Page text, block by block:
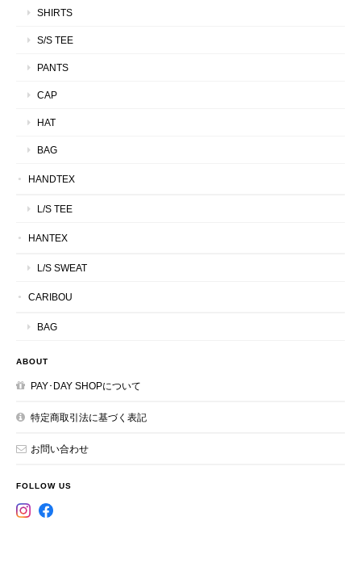
SHIRTS
S/S TEE
PANTS
CAP
HAT
BAG
HANDTEX
L/S TEE
HANTEX
L/S SWEAT
CARIBOU
BAG
ABOUT
PAY･DAY SHOPについて
特定商取引法に基づく表記
お問い合わせ
FOLLOW US